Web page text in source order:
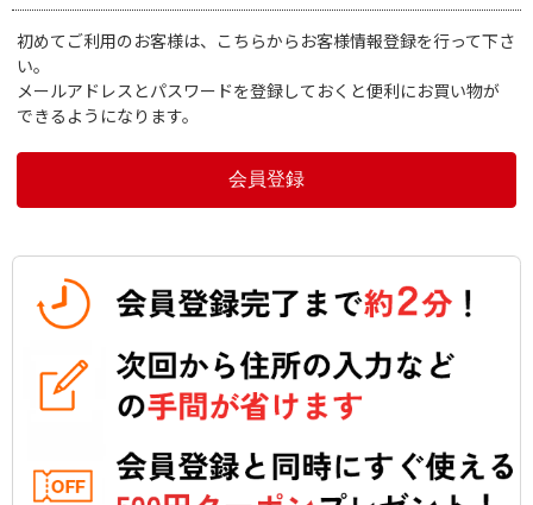
初めてご利用のお客様は、こちらからお客様情報登録を行って下さ
い。
メールアドレスとパスワードを登録しておくと便利にお買い物が
できるようになります。